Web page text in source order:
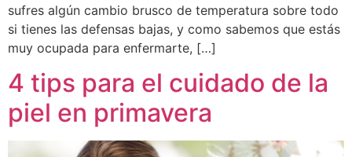
sufres algún cambio brusco de temperatura sobre todo
si tienes las defensas bajas, y como sabemos que estás
muy ocupada para enfermarte, […]
4 tips para el cuidado de la
piel en primavera